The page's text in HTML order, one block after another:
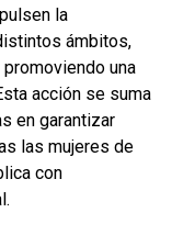
la
ámbitos,
una
acción se suma
en garantizar
las mujeres de
con